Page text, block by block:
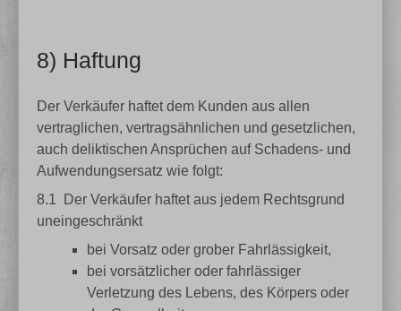
8) Haftung
Der Verkäufer haftet dem Kunden aus allen
vertraglichen, vertragsähnlichen und gesetzlichen,
auch deliktischen Ansprüchen auf Schadens- und
Aufwendungsersatz wie folgt:
8.1
Der Verkäufer haftet aus jedem Rechtsgrund
uneingeschränkt
bei Vorsatz oder grober Fahrlässigkeit,
bei vorsätzlicher oder fahrlässiger
Verletzung des Lebens, des Körpers oder